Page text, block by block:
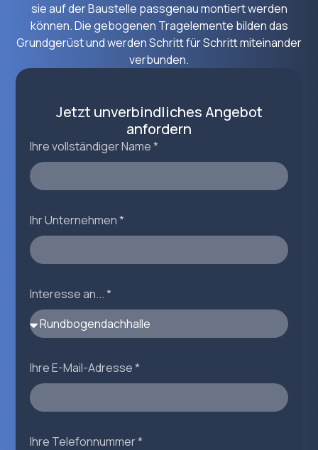
sie auf der Baustelle passgenau montiert werden
können. Die gebogenen Tragelemente bilden das
Grundgerüst und werden Schritt für Schritt miteinander
verbunden.
Jetzt unverbindliches Angebot
anfordern
Ihre vollständiger Name *
Ihr Unternehmen *
Interesse an... *
Ihre E-Mail-Adresse *
Ihre Telefonnummer *